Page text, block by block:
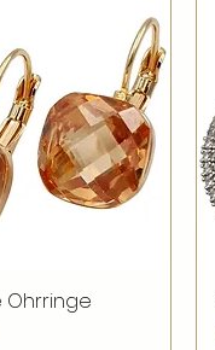
Ohrringe